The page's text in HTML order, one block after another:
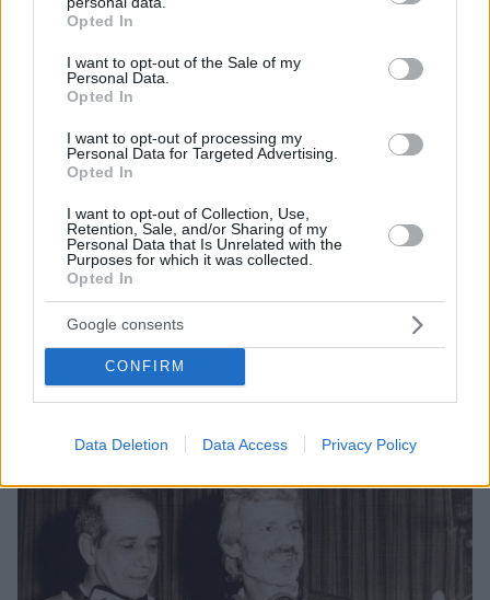
grant or deny consent to Google and its third-party tags to
use your data for below specified purposes in below Google
consent section.
Opted In
I want to opt-out of the Sale of my
Personal Data.
Opted In
I want to opt-out of processing my
Personal Data for Targeted Advertising.
Opted In
I want to opt-out of Collection, Use,
Retention, Sale, and/or Sharing of my
Personal Data that Is Unrelated with the
Purposes for which it was collected.
Opted In
Google consents
CONFIRM
Data Deletion Data Access Privacy Policy